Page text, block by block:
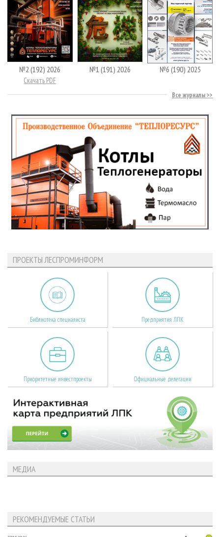
№2 (192) 2026
Скачать PDF
№1 (191) 2026 №6 (190) 2025
Все журналы
ПРОЕКТЫ ЛЕСПРОМИНФОРМ
Библиотека специалиста Предприятия ЛПК
Приоритетные инвестпроекты Официальные делегации
МЕДИА
РЕКОМЕНДУЕМЫЕ СТАТЬИ